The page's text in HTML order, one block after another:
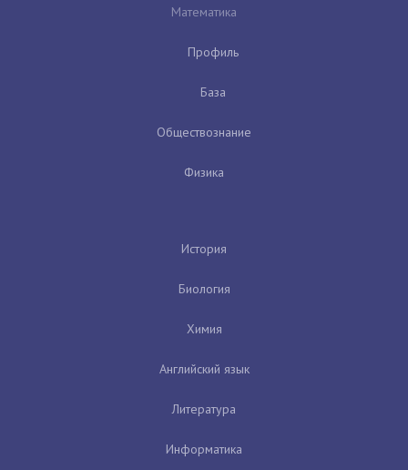
Математика
Профиль
База
Обществознание
Физика
История
Биология
Химия
Английский язык
Литература
Информатика